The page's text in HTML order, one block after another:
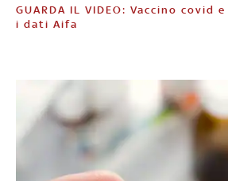
GUARDA IL VIDEO: Vaccino covid e reazioni avverse:
i dati Aifa